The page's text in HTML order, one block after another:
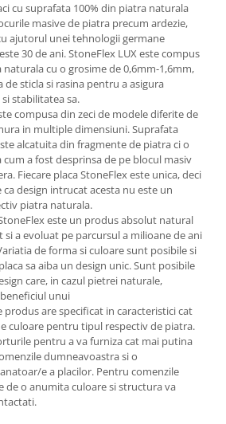
cu suprafata 100% din piatra naturala
masive de piatra precum ardezie,
ajutorul unei tehnologii germane
30 de ani. StoneFlex LUX este compus
cu o grosime de 0,6mm-1,6mm,
sticla si rasina pentru a asigura
stabilitatea sa.
compusa din zeci de modele diferite de
in multiple dimensiuni. Suprafata
alcatuita din fragmente de piatra ci o
a fost desprinsa de pe blocul masiv
Fiecare placa StoneFlex este unica, deci
design intrucat acesta nu este un
piatra naturala.
este un produs absolut natural
si a evoluat pe parcursul a milioane de ani
de forma si culoare sunt posibile si
sa aiba un design unic. Sunt posibile
care, in cazul pietrei naturale,
unui
produs are specificat in caracteristici cat
culoare pentru tipul respectiv de piatra.
pentru a va furniza cat mai putina
dumneavoastra si o
e a placilor. Pentru comenzile
de o anumita culoare si structura va